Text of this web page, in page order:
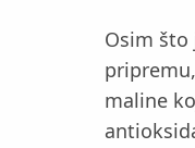
Osim što
maline